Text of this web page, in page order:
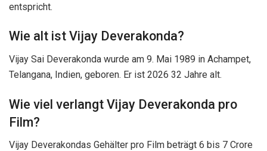
entspricht.
Wie alt ist Vijay Deverakonda?
Vijay Sai Deverakonda wurde am 9. Mai 1989 in Achampet,
Telangana, Indien, geboren. Er ist 2026 32 Jahre alt.
Wie viel verlangt Vijay Deverakonda pro
Film?
Vijay Deverakondas Gehälter pro Film beträgt 6 bis 7 Crore